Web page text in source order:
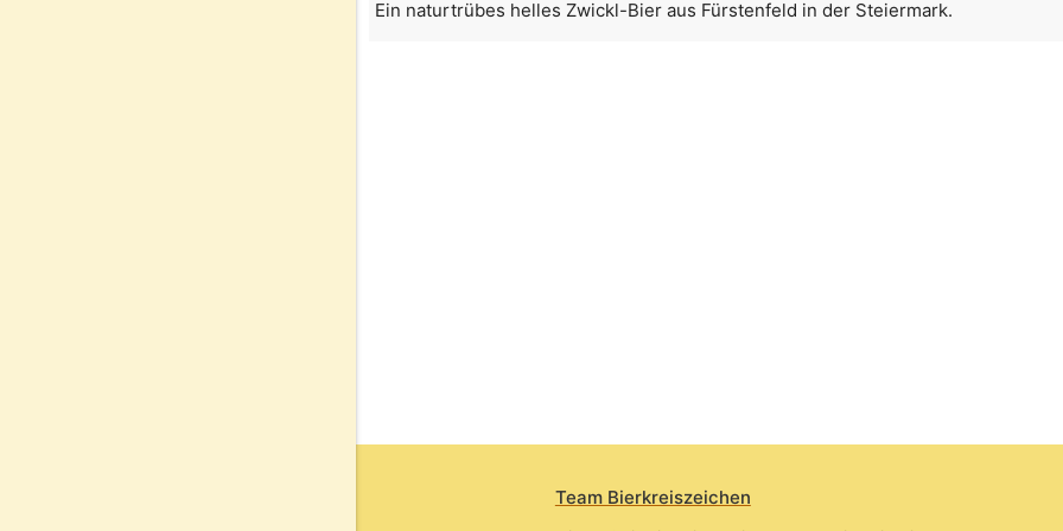
Ein naturtrübes helles Zwickl-Bier aus Fürstenfeld in der Steiermark.
Team Bierkreiszeichen